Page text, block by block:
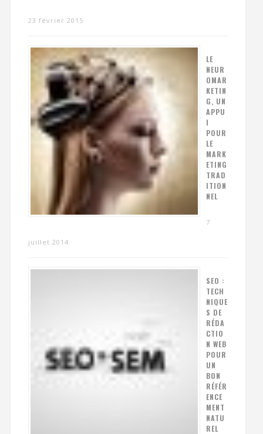
23 février 2015
LE
NEUR
OMAR
KETIN
G, UN
APPU
I
POUR
LE
MARK
ETING
TRAD
ITION
NEL
7
juillet 2014
SEO :
TECH
NIQUE
S DE
RÉDA
CTIO
N WEB
POUR
UN
BON
RÉFÉR
ENCE
MENT
NATU
REL